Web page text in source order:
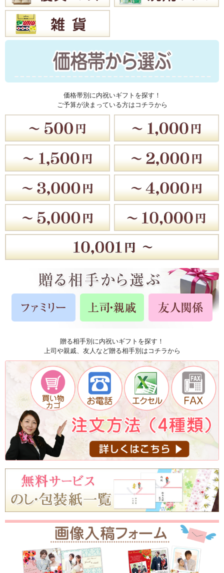
価格帯別に内祝いギフトを探す！
ご予算が決まっている方はコチラから
贈る相手別に内祝いギフトを探す！
上司や親戚、友人など贈る相手別はコチラから